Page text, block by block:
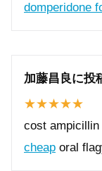
domperidone
加藤昌良に投
cost ampicillin
cheap oral